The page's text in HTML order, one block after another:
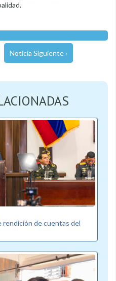
Noticia Siguiente ›
rendición de cuentas del